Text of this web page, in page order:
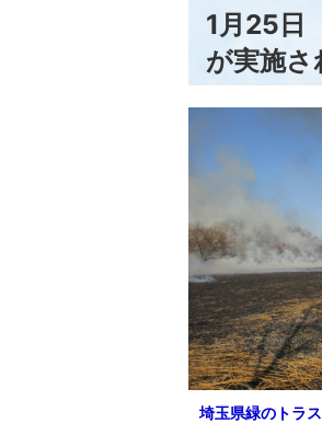
1月25日
が実施さ
埼玉県緑のトラ